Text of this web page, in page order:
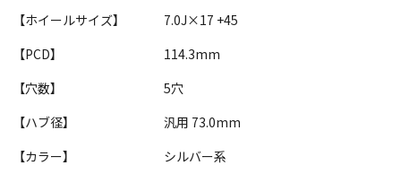
【ホイールサイズ】
7.0J×17 +45
【PCD】
114.3mm
【穴数】
5穴
【ハブ径】
汎用 73.0mm
【カラー】
シルバー系